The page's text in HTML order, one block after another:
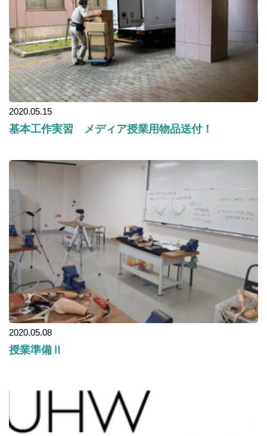
2020.05.15
基本工作実習 メディア授業用物品送付！
2020.05.08
授業準備Ⅱ